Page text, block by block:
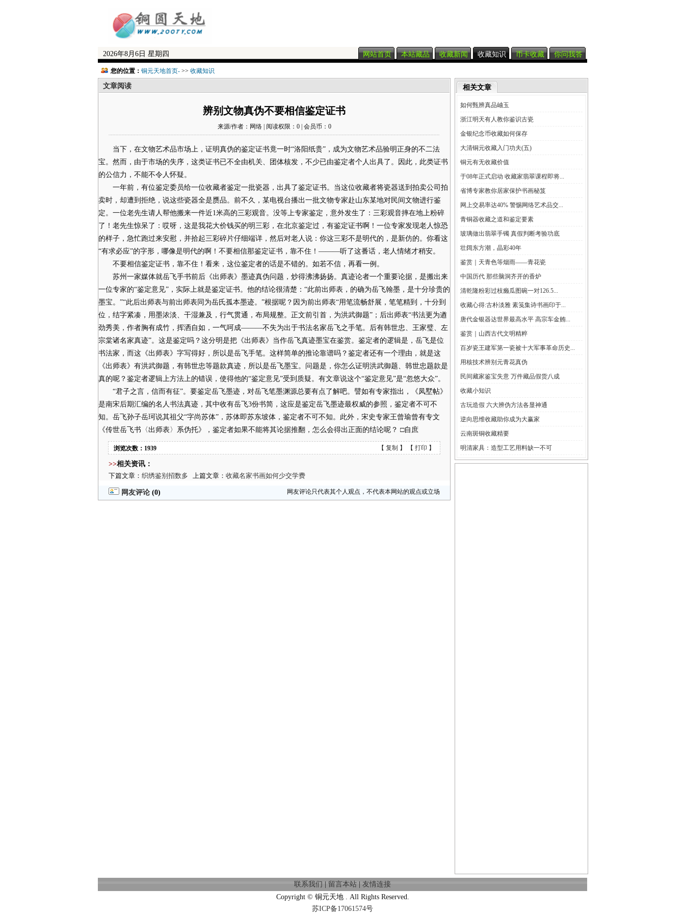
2026年8月6日 星期四 网站首页 本站藏品 收藏新闻 收藏知识 币卡收藏 你问我答
您的位置： 铜元天地首页- >> 收藏知识
文章阅读
辨别文物真伪不要相信鉴定证书
来源/作者：网络 | 阅读权限：0 | 会员币：0
当下，在文物艺术品市场上，证明真伪的鉴定证书竟一时“洛阳纸贵”，成为文物艺术品验明正身的不二法
宝。然而，由于市场的失序，这类证书已不全由机关、团体核发，不少已由鉴定者个人出具了。因此，此类证书
的公信力，不能不令人怀疑。
一年前，有位鉴定委员给一位收藏者鉴定一批瓷器，出具了鉴定证书。当这位收藏者将瓷器送到拍卖公司拍
卖时，却遭到拒绝，说这些瓷器全是赝品。前不久，某电视台播出一批文物专家赴山东某地对民间文物进行鉴
定。一位老先生请人帮他搬来一件近1米高的三彩观音。没等上专家鉴定，意外发生了：三彩观音摔在地上粉碎
了！老先生惊呆了：哎呀，这是我花大价钱买的明三彩，在北京鉴定过，有鉴定证书啊！一位专家发现老人惊恐
的样子，急忙跑过来安慰，并拾起三彩碎片仔细端详，然后对老人说：你这三彩不是明代的，是新仿的。你看这
“有求必应”的字形，哪像是明代的啊！不要相信那鉴定证书，靠不住！———听了这番话，老人情绪才稍安。
不要相信鉴定证书，靠不住！看来，这位鉴定者的话是不错的。如若不信，再看一例。
苏州一家媒体就岳飞手书前后《出师表》墨迹真伪问题，炒得沸沸扬扬。真迹论者一个重要论据，是搬出来
一位专家的“鉴定意见”，实际上就是鉴定证书。他的结论很清楚：“此前出师表，的确为岳飞翰墨，是十分珍贵的
墨宝。”“此后出师表与前出师表同为岳氏孤本墨迹。”根据呢？因为前出师表“用笔流畅舒展，笔笔精到，十分到
位，结字紧凑，用墨浓淡、干湿兼及，行气贯通，布局规整。正文前引首，为洪武御题”；后出师表“书法更为遒
劲秀美，作者胸有成竹，挥洒自如，一气呵成———不失为出于书法名家岳飞之手笔。后有韩世忠、王家璧、左
宗棠诸名家真迹”。这是鉴定吗？这分明是把《出师表》当作岳飞真迹墨宝在鉴赏。鉴定者的逻辑是，岳飞是位
书法家，而这《出师表》字写得好，所以是岳飞手笔。这样简单的推论靠谱吗？鉴定者还有一个理由，就是这
《出师表》有洪武御题，有韩世忠等题款真迹，所以是岳飞墨宝。问题是，你怎么证明洪武御题、韩世忠题款是
真的呢？鉴定者逻辑上方法上的错误，使得他的“鉴定意见”受到质疑。有文章说这个“鉴定意见”是“忽悠大众”。
“君子之言，信而有征”。要鉴定岳飞墨迹，对岳飞笔墨渊源总要有点了解吧。譬如有专家指出，《凤墅帖》
是南宋后期汇编的名人书法真迹，其中收有岳飞3份书简，这应是鉴定岳飞墨迹最权威的参照，鉴定者不可不
知。岳飞孙子岳珂说其祖父“字尚苏体”，苏体即苏东坡体，鉴定者不可不知。此外，宋史专家王曾瑜曾有专文
《传世岳飞书〈出师表〉系伪托》，鉴定者如果不能将其论据推翻，怎么会得出正面的结论呢？ □自庶
浏览次数：1939 【 复制 】 【 打印 】
>>相关资讯：
下篇文章： 织绣鉴别招数多 上篇文章： 收藏名家书画如何少交学费
网友评论 (0) 网友评论只代表其个人观点，不代表本网站的观点或立场
相关文章
如何甄辨真品岫玉
浙江明天有人教你鉴识古瓷
金银纪念币收藏如何保存
大清铜元收藏入门功夫(五)
铜元有无收藏价值
于08年正式启动 收藏家翡翠课程即将...
省博专家教你居家保护书画秘笈
网上交易率达40% 警惕网络艺术品交...
青铜器收藏之道和鉴定要素
玻璃做出翡翠手镯 真假判断考验功底
壮阔东方潮，晶彩40年
鉴赏｜天青色等烟雨——青花瓷
中国历代 那些脑洞齐开的香炉
清乾隆粉彩过枝癞瓜图碗一对126.5...
收藏心得:古朴淡雅 素笺集诗书画印于...
唐代金银器达世界最高水平 高宗车金贿...
鉴赏｜山西古代文明精粹
百岁瓷王建军第一瓷被十大军事革命历史...
用核技术辨别元青花真伪
民间藏家鉴宝失意 万件藏品假货八成
收藏小知识
古玩造假 六大辨伪方法各显神通
逆向思维收藏助你成为大赢家
云南斑铜收藏精要
明清家具：造型工艺用料缺一不可
联系我们 留言本站
友情连接
Copyright © 铜元天地 . All Rights Reserved.
苏ICP备17061574号